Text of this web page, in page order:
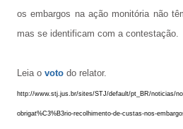
os embargos na ação monitória não
mas se identificam com a contestação.
Leia o voto do relator.
http://www.stj.jus.br/sites/STJ/default/pt_BR/noticias/
obrigat%C3%B3rio-recolhimento-de-custas-nos-